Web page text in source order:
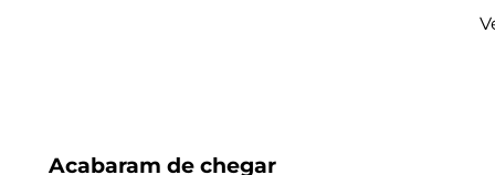
Acabaram de chegar